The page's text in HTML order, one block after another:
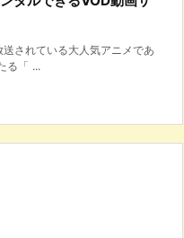
されている大人気アニメであ
る「 ...